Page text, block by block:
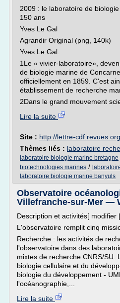
2009 : le laboratoire de
150 ans
Yves Le Gal
Agrandir Original (png, 140k)
Yves Le Gal.
1Le « vivier-laboratoire»,
de biologie marine de
officiellement en 1859. C'est
établissement de recherche
2Dans le grand mouvement
Lire la suite
Site : http://lettre-cdf.revues.org
Thèmes liés : laboratoire
laboratoire biologie marine bretagne
biotechnologies marines /
laboratoire biologie marine banyuls
Observatoire
Villefranche-sur-Mer —
Description et activités[ modifier
L'observatoire remplit cinq
Recherche : les activités de
l'observatoire dans des
mixtes de recherche CNRS/SU.
biologie cellulaire et du
biologie du développement -
l'océanographie,...
Lire la suite